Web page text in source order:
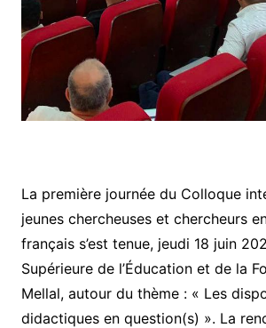
La première journée du Colloque
jeunes chercheuses et chercheurs
français s’est tenue, jeudi 18 juin
Supérieure de l’Éducation et de la
Mellal, autour du thème : « Les
didactiques en question(s) ». La